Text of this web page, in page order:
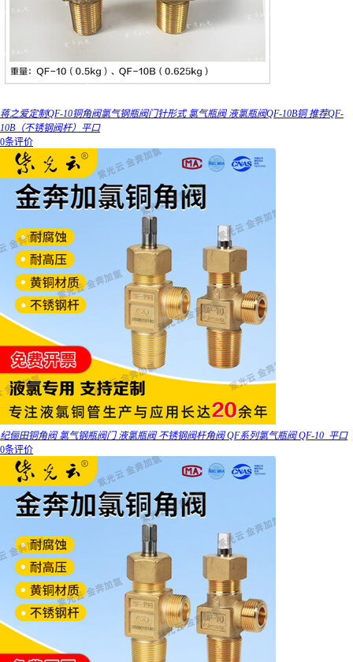
蒋之爱定制QF-10铜角阀氯气钢瓶阀门针形式 氯气瓶阀 液氯瓶阀QF-10B铜 推荐QF-
10B（不锈钢阀杆）平口
0条评价
纪俪田铜角阀 氯气钢瓶阀门 液氯瓶阀 不锈钢阀杆角阀 QF系列氯气瓶阀 QF-10_平口
0条评价